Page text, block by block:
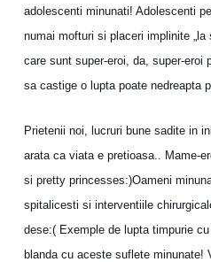
adolescenti minunati! Adolescenti
numai mofturi si placeri implinite „la
care sunt super-eroi, da, super-eroi
sa castige o lupta poate nedreapta
Prietenii noi, lucruri bune sadite in
arata ca viata e pretioasa.. Mame-
si pretty princesses:)Oameni
spitalicesti si interventiile
dese:( Exemple de lupta timpurie
blanda cu aceste suflete minunate!